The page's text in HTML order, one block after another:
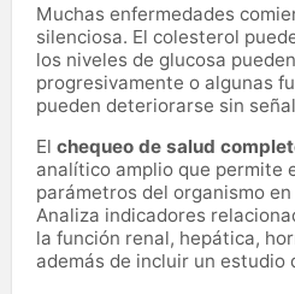
Muchas enfermedades
silenciosa. El colesterol
los niveles de glucosa
progresivamente o algunas
pueden deteriorarse sin
El chequeo de salud
analítico amplio que permite
parámetros del organismo
Analiza indicadores
la función renal, hepática,
además de incluir un estudio